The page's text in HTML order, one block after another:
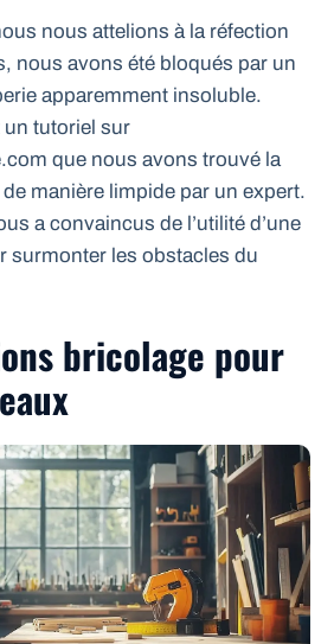
nous attelions à la réfection
nous avons été bloqués par un
apparemment insoluble.
un tutoriel sur
que nous avons trouvé la
manière limpide par un expert.
a convaincus de l’utilité d’une
surmonter les obstacles du
bricolage pour